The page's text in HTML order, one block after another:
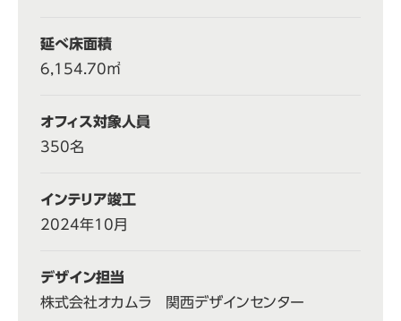
延べ床面積
6,154.70㎡
オフィス対象人員
350名
インテリア竣工
2024年10月
デザイン担当
株式会社オカムラ 関西デザインセンター